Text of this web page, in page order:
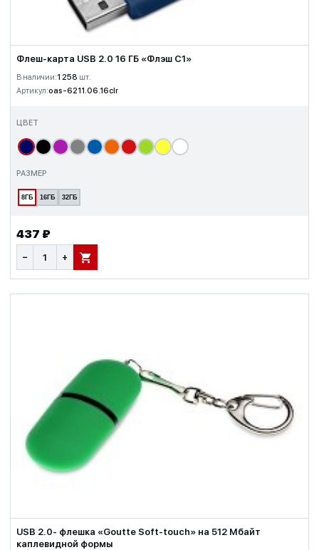
Флеш-карта USB 2.0 16 ГБ «Флэш С1»
В наличии:1 258 шт.
Артикул:oas-6211.06.16clr
ЦВЕТ
РАЗМЕР
8ГБ 16ГБ 32ГБ
437 ₽
− + В КОРЗИНУ
USB 2.0- флешка «Goutte Soft-touch» на 512 Мбайт
каплевидной формы